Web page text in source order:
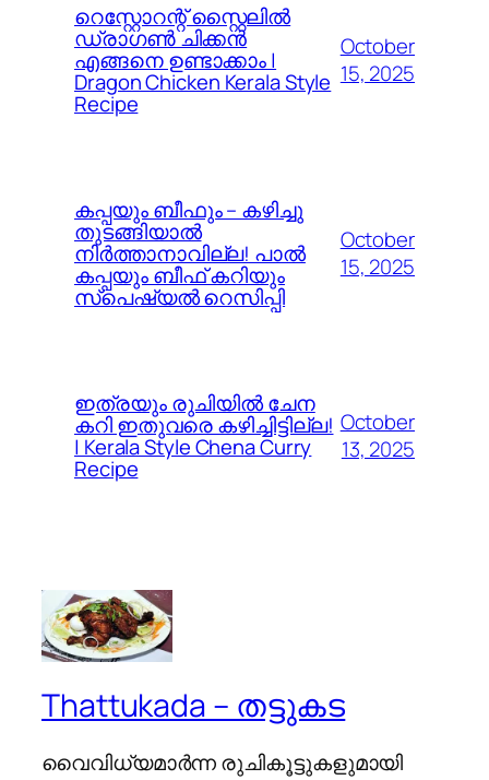
റെസ്റ്റോറന്റ് സ്റ്റൈലിൽ
ഡ്രാഗൺ ചിക്കൻ
എങ്ങനെ ഉണ്ടാക്കാം |
Dragon Chicken Kerala Style
Recipe
October
15, 2025
കപ്പയും ബീഫും – കഴിച്ചു
തുടങ്ങിയാൽ
നിർത്താനാവില്ല! പാൽ
കപ്പയും ബീഫ് കറിയും
സ്പെഷ്യൽ റെസിപ്പി
October
15, 2025
ഇത്രയും രുചിയിൽ ചേന
കറി ഇതുവരെ കഴിച്ചിട്ടില്ല!
| Kerala Style Chena Curry
Recipe
October
13, 2025
Thattukada – തട്ടുകട
വൈവിധ്യമാര്‍ന്ന രുചികൂട്ടുകളുമായി